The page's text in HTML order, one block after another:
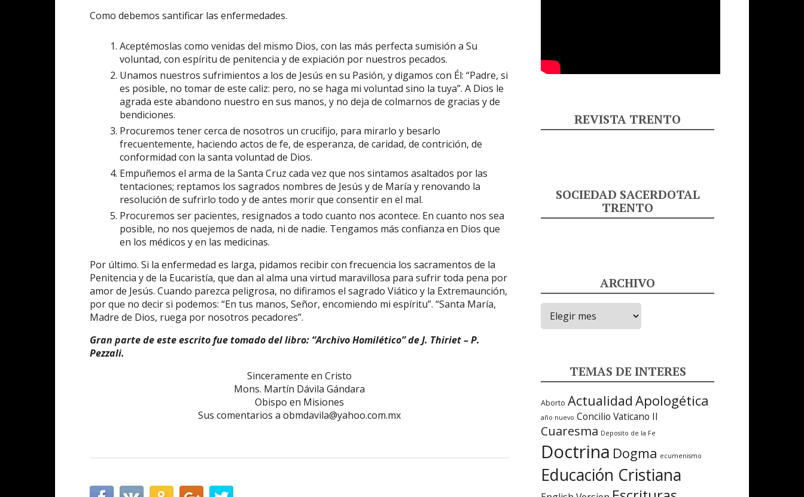
Como debemos santificar las enfermedades.
Aceptémoslas como venidas del mismo Dios, con las más perfecta sumisión a Su
voluntad, con espíritu de penitencia y de expiación por nuestros pecados.
Unamos nuestros sufrimientos a los de Jesús en su Pasión, y digamos con Él: “Padre, si
es posible, no tomar de este caliz: pero, no se haga mi voluntad sino la tuya”. A Dios le
agrada este abandono nuestro en sus manos, y no deja de colmarnos de gracias y de
bendiciones.
Procuremos tener cerca de nosotros un crucifijo, para mirarlo y besarlo
frecuentemente, haciendo actos de fe, de esperanza, de caridad, de contrición, de
conformidad con la santa voluntad de Dios.
Empuñemos el arma de la Santa Cruz cada vez que nos sintamos asaltados por las
tentaciones; reptamos los sagrados nombres de Jesús y de María y renovando la
resolución de sufrirlo todo y de antes morir que consentir en el mal.
Procuremos ser pacientes, resignados a todo cuanto nos acontece. En cuanto nos sea
posible, no nos quejemos de nada, ni de nadie. Tengamos más confianza en Dios que
en los médicos y en las medicinas.
Por último. Si la enfermedad es larga, pidamos recibir con frecuencia los sacramentos de la
Penitencia y de la Eucaristía, que dan al alma una virtud maravillosa para sufrir toda pena por
amor de Jesús. Cuando parezca peligrosa, no difiramos el sagrado Viático y la Extremaunción,
por que no decir si podemos: “En tus manos, Señor, encomiendo mi espíritu”. “Santa María,
Madre de Dios, ruega por nosotros pecadores”.
Gran parte de este escrito fue tomado del libro: “Archivo Homilético” de J. Thiriet – P.
Pezzali.
Sinceramente en Cristo
Mons. Martín Dávila Gándara
Obispo en Misiones
Sus comentarios a obmdavila@yahoo.com.mx
REVISTA TRENTO
SOCIEDAD SACERDOTAL
TRENTO
ARCHIVO
ARCHIVO
TEMAS DE INTERES
Aborto Actualidad Apologética
año nuevo Concilio Vaticano II
Cuaresma Deposito de la Fe
Doctrina Dogma ecumenismo
Educación Cristiana